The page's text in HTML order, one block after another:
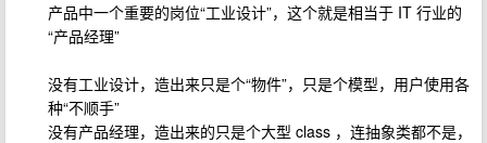
产品中一个重要的岗位“工业设计”，这个就是相当于 IT 行业的
“产品经理”
没有工业设计，造出来只是个“物件”，只是个模型，用户使用各
种“不顺手”
没有产品经理，造出来的只是个大型 class ，连抽象类都不是，